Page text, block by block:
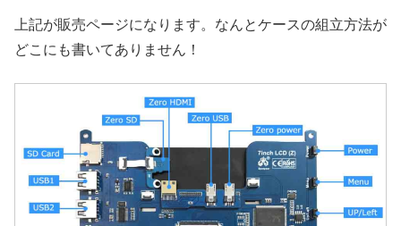
上記が販売ページになります。なんとケースの組立方法が
どこにも書いてありません！